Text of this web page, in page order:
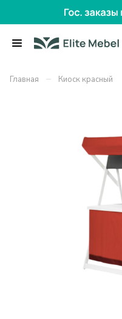
Главная – Киоск красный